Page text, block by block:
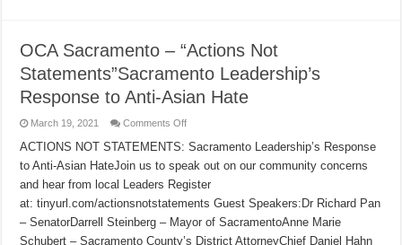
OCA Sacramento – “Actions Not
Statements”Sacramento Leadership’s
Response to Anti-Asian Hate
March 19, 2021 Comments Offon
Sacramento
–
“Actions
Statements”Sacramento
Leadership’s
Response
to
Anti-
Asian
ACTIONS NOT STATEMENTS: Sacramento Leadership’s Response
to Anti-Asian HateJoin us to speak out on our community concerns
and hear from local Leaders Register
at: tinyurl.com/actionsnotstatements Guest Speakers:Dr Richard Pan
– SenatorDarrell Steinberg – Mayor of SacramentoAnne Marie
Schubert – Sacramento County’s District AttorneyChief Daniel Hahn